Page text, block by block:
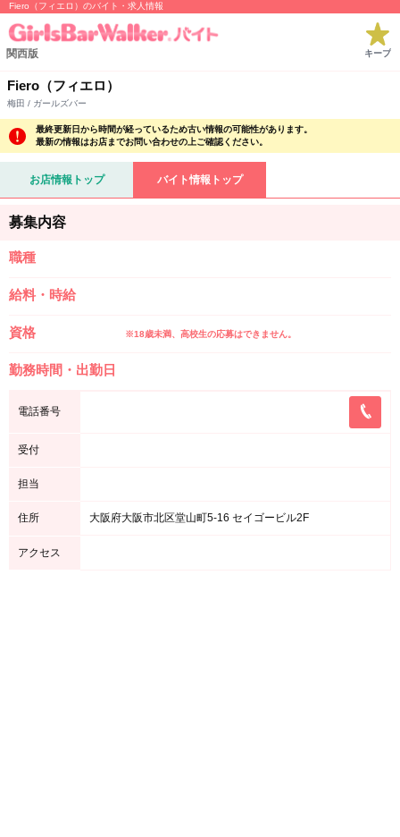
Fiero（フィエロ）のバイト・求人情報
関西版 キープ
Fiero（フィエロ）
梅田 / ガールズバー
最終更新日から時間が経っているため古い情報の可能性があります。
最新の情報はお店までお問い合わせの上ご確認ください。
お店情報トップ バイト情報トップ
募集内容
職種
給料・時給
資格 ※18歳未満、高校生の応募はできません。
勤務時間・出勤日
電話番号
受付
担当
住所 大阪府大阪市北区堂山町5-16 セイゴービル2F
アクセス